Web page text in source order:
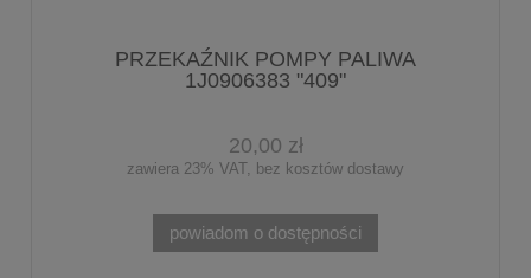
PRZEKAŹNIK POMPY PALIWA
1J0906383 "409"
20,00 zł
zawiera 23% VAT, bez kosztów dostawy
powiadom o dostępności